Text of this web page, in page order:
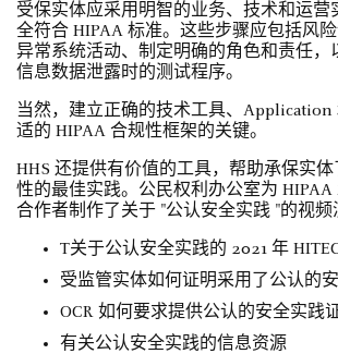
受保实体应采用明智的业务、技术和运营
全符合 HIPAA 标准。这些步骤应包括风
异常系统活动、制定明确的角色和责任，
信息数据泄露时的测试程序。
当然，建立正确的技术工具、Application
适的 HIPAA 合规性框架的关键。
HHS 还提供有价值的工具，帮助承保实
性的最佳实践。公民权利办公室为
合作者制作了关于 "公认安全实践 "的视
T关于公认安全实践的 2021 年
受监管实体如何证明采用了公认的
OCR 如何要求提供公认的安全实践
有关公认安全实践的信息资源